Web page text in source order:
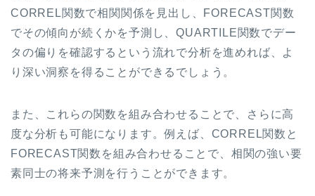
CORREL関数で相関関係を見出し、FORECAST関数
でその傾向が続くかを予測し、QUARTILE関数でデー
タの偏りを確認するという流れで分析を進めれば、よ
り深い洞察を得ることができるでしょう。
また、これらの関数を組み合わせることで、さらに高
度な分析も可能になります。例えば、CORREL関数と
FORECAST関数を組み合わせることで、相関の強い要
素同士の将来予測を行うことができます。